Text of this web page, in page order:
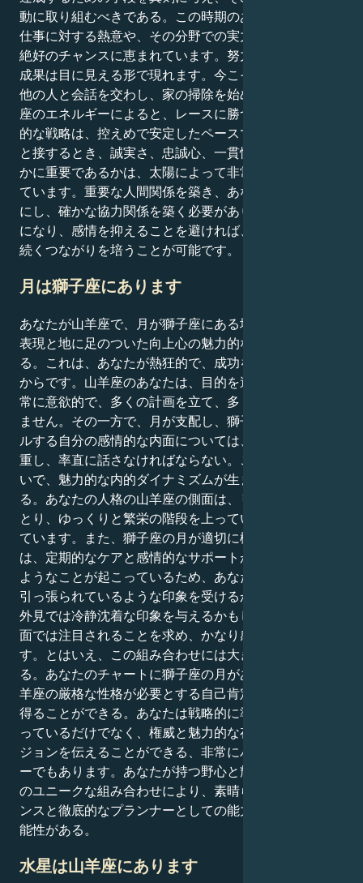
動に取り組むべきである。この時期のあなたは、自分の
仕事に対する熱意や、その分野での実力をアピールする
絶好のチャンスに恵まれています。努力をすれば、その
成果は目に見える形で現れます。今こそ、計画を立て、
他の人と会話を交わし、家の掃除を始める時です。山羊
座のエネルギーによると、レースに勝つための最も効果
的な戦略は、控えめで安定したペースで進むこと。他人
と接するとき、誠実さ、忠誠心、一貫性を示すことがい
かに重要であるかは、太陽によって非常に明らかにされ
ています。重要な人間関係を築き、あなたの期待を明確
にし、確かな協力関係を築く必要がありそうです。正直
になり、感情を抑えることを避ければ、より深く、長く
続くつながりを培うことが可能です。
月は獅子座にあります
あなたが山羊座で、月が獅子座にある場合、激しい自己
表現と地に足のついた向上心の魅力的な組み合わせとな
る。これは、あなたが熱狂的で、成功を強く望んでいる
からです。山羊座のあなたは、目的を達成することに非
常に意欲的で、多くの計画を立て、多くの努力を惜しみ
ません。その一方で、月が支配し、獅子座がコントロー
ルする自分の感情的な内面については、注意を払い、尊
重し、率直に話さなければならない。このミックスのせ
いで、魅力的な内的ダイナミズムが生まれる可能性があ
る。あなたの人格の山羊座の側面は、リーダーシップを
とり、ゆっくりと繁栄の階段を上っていくことを切望し
ています。また、獅子座の月が適切に機能するために
は、定期的なケアと感情的なサポートが必要です。この
ようなことが起こっているため、あなたは2つの方法で
引っ張られているような印象を受けるかもしれません。
外見では冷静沈着な印象を与えるかもしれませんが、内
面では注目されることを求め、かなり感情的に敏感で
す。とはいえ、この組み合わせには大きなパワーもあ
る。あなたのチャートに獅子座の月があるおかげで、山
羊座の厳格な性格が必要とする自己肯定感と自己認識を
得ることができる。あなたは戦略的に準備する能力を持
っているだけでなく、権威と魅力的な存在感で自分のビ
ジョンを伝えることができる、非常にパワフルなリーダ
ーでもあります。あなたが持つ野心と輝こうとする意欲
のユニークな組み合わせにより、素晴らしいパフォーマ
ンスと徹底的なプランナーとしての能力を持っている可
能性がある。
水星は山羊座にあります